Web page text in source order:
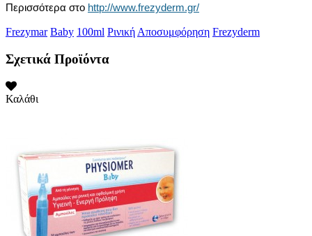
Περισσότερα στο http://www.frezyderm.gr/
Frezymar Baby 100ml Ρινική Αποσυμφόρηση Frezyderm
Σχετικά Προϊόντα
Καλάθι